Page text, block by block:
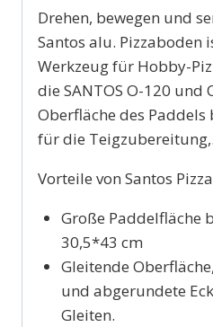
Drehen, bewegen und
Santos alu. Pizzaboden
Werkzeug für Hobby-
die SANTOS O-120 und
Oberfläche des
für die
Vorteile von Santos
Große Paddelfläche
30,5*43 cm
Gleitende
und abgerundete
Gleiten.